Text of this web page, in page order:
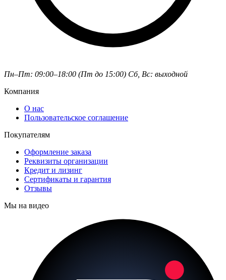
Пн–Пт: 09:00–18:00 (Пт до 15:00) Сб, Вс: выходной
Компания
О нас
Пользовательское соглашение
Покупателям
Оформление заказа
Реквизиты организации
Кредит и лизинг
Сертификаты и гарантия
Отзывы
Мы на видео